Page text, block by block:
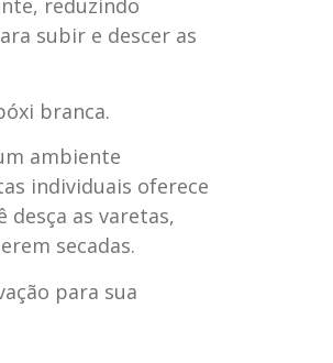
reduzindo
subir e descer as
branca.
ambiente
individuais oferece
as varetas,
secadas.
para sua